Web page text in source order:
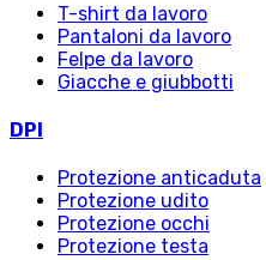
T-shirt da lavoro
Pantaloni da lavoro
Felpe da lavoro
Giacche e giubbotti
DPI
Protezione anticaduta
Protezione udito
Protezione occhi
Protezione testa